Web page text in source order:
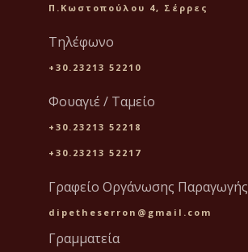
Π.Κωστοπούλου 4, Σέρρες
Τηλέφωνο
+30.23213 52210
Φουαγιέ / Ταμείο
+30.23213 52218
+30.23213 52217
Γραφείο Οργάνωσης Παραγωγής
dipetheserron@gmail.com
Γραμματεία